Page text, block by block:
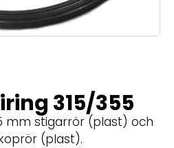
315/355
mm stigarrör (plast) och
(plast).